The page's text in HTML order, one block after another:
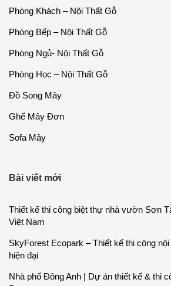
Phòng Khách – Nội Thất Gỗ
Phòng Bếp – Nội Thất Gỗ
Phòng Ngủ- Nội Thất Gỗ
Phòng Học – Nội Thất Gỗ
Đồ Song Mây
Ghế Mây Đơn
Sofa Mây
Bài viết mới
Thiết kế thi công biệt thự nhà vườn Sơn
Việt Nam
SkyForest Ecopark – Thiết kế thi công
hiện đại
Nhà phố Đông Anh | Dự án thiết kế & thi